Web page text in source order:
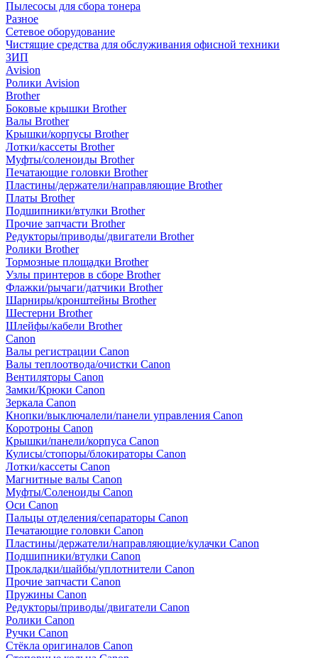
Пылесосы для сбора тонера
Разное
Сетевое оборудование
Чистящие средства для обслуживания офисной техники
ЗИП
Avision
Ролики Avision
Brother
Боковые крышки Brother
Валы Brother
Крышки/корпусы Brother
Лотки/кассеты Brother
Муфты/соленоиды Brother
Печатающие головки Brother
Пластины/держатели/направляющие Brother
Платы Brother
Подшипники/втулки Brother
Прочие запчасти Brother
Редукторы/приводы/двигатели Brother
Ролики Brother
Тормозные площадки Brother
Узлы принтеров в сборе Brother
Флажки/рычаги/датчики Brother
Шарниры/кронштейны Brother
Шестерни Brother
Шлейфы/кабели Brother
Canon
Валы регистрации Canon
Валы теплоотвода/очистки Canon
Вентиляторы Canon
Замки/Крюки Canon
Зеркала Canon
Кнопки/выключалели/панели управления Canon
Коротроны Canon
Крышки/панели/корпуса Canon
Кулисы/стопоры/блокираторы Canon
Лотки/кассеты Canon
Магнитные валы Canon
Муфты/Соленоиды Canon
Оси Canon
Пальцы отделения/сепараторы Canon
Печатающие головки Canon
Пластины/держатели/направляющие/кулачки Canon
Подшипники/втулки Canon
Прокладки/шайбы/уплотнители Canon
Прочие запчасти Canon
Пружины Canon
Редукторы/приводы/двигатели Canon
Ролики Canon
Ручки Canon
Стёкла оригиналов Canon